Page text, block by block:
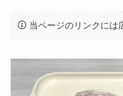
当ページのリンクには